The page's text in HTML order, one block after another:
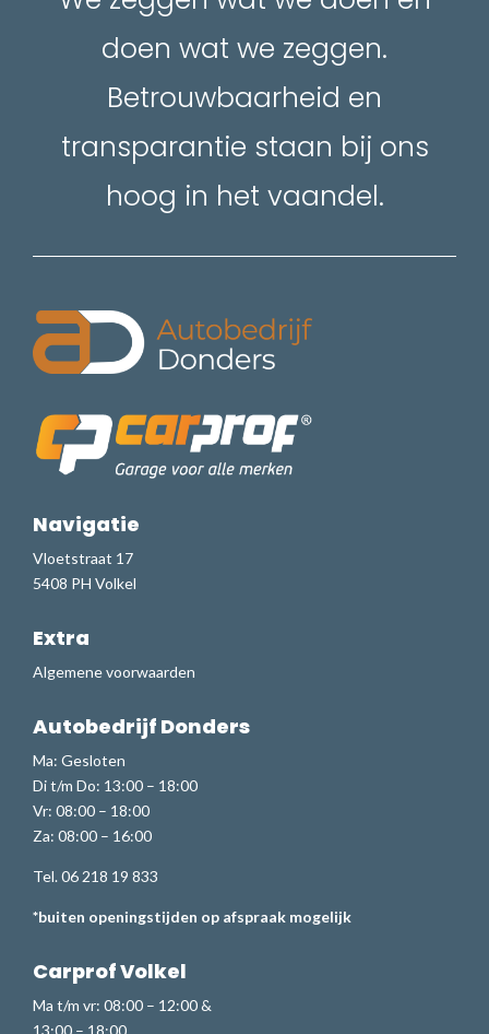
doen wat we zeggen.
Betrouwbaarheid en
transparantie staan bij ons
hoog in het vaandel.
Navigatie
Vloetstraat 17
5408 PH Volkel
Extra
Algemene voorwaarden
Autobedrijf Donders
Ma: Gesloten
Di t/m Do: 13:00 – 18:00
Vr: 08:00 – 18:00
Za: 08:00 – 16:00
Tel. 06 218 19 833
*buiten openingstijden op afspraak mogelijk
Carprof Volkel
Ma t/m vr: 08:00 – 12:00 &
13:00 – 18:00